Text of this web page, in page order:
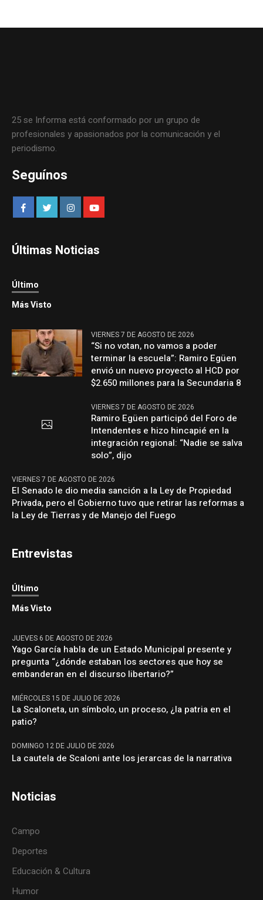
25 se Informa está conformado por un grupo de
profesionales y apasionados por la comunicación y el
periodismo.
Seguínos
Últimas Noticias
Último
Más Visto
VIERNES 7 DE AGOSTO DE 2026
“Si no votan, no vamos a poder
terminar la escuela”: Ramiro Egüen
envió un nuevo proyecto al HCD por
$2.650 millones para la Secundaria 8
VIERNES 7 DE AGOSTO DE 2026
Ramiro Egüen participó del Foro de
Intendentes e hizo hincapié en la
integración regional: “Nadie se salva
solo”, dijo
VIERNES 7 DE AGOSTO DE 2026
El Senado le dio media sanción a la Ley de Propiedad
Privada, pero el Gobierno tuvo que retirar las reformas a
la Ley de Tierras y de Manejo del Fuego
Entrevistas
Último
Más Visto
JUEVES 6 DE AGOSTO DE 2026
Yago García habla de un Estado Municipal presente y
pregunta “¿dónde estaban los sectores que hoy se
embanderan en el discurso libertario?”
MIÉRCOLES 15 DE JULIO DE 2026
La Scaloneta, un símbolo, un proceso, ¿la patria en el
patio?
DOMINGO 12 DE JULIO DE 2026
La cautela de Scaloni ante los jerarcas de la narrativa
Noticias
Campo
Deportes
Educación & Cultura
Humor